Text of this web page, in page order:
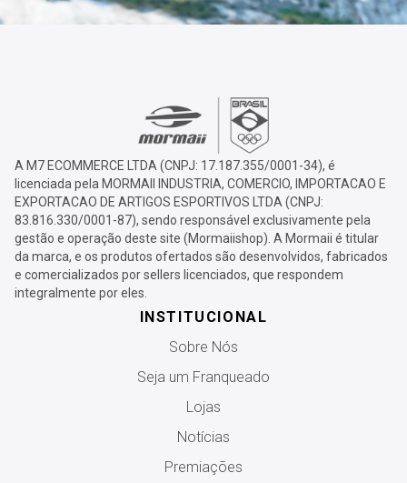
A M7 ECOMMERCE LTDA (CNPJ: 17.187.355/0001-34), é
licenciada pela MORMAII INDUSTRIA, COMERCIO, IMPORTACAO E
EXPORTACAO DE ARTIGOS ESPORTIVOS LTDA (CNPJ:
83.816.330/0001-87), sendo responsável exclusivamente pela
gestão e operação deste site (Mormaiishop). A Mormaii é titular
da marca, e os produtos ofertados são desenvolvidos, fabricados
e comercializados por sellers licenciados, que respondem
integralmente por eles.
INSTITUCIONAL
Sobre Nós
Seja um Franqueado
Lojas
Notícias
Premiações